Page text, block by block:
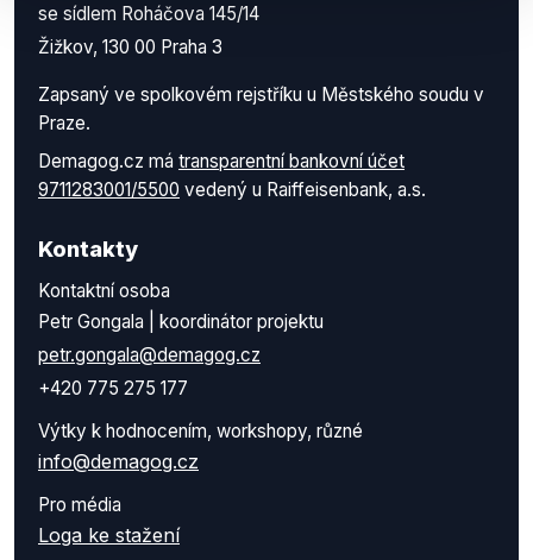
se sídlem Roháčova 145/14
Žižkov, 130 00 Praha 3
Zapsaný ve spolkovém rejstříku u Městského soudu v
Praze.
Demagog.cz má transparentní bankovní účet
9711283001/5500 vedený u Raiffeisenbank, a.s.
Kontakty
Kontaktní osoba
Petr Gongala | koordinátor projektu
petr.gongala@demagog.cz
+420 775 275 177
Výtky k hodnocením, workshopy, různé
info@demagog.cz
Pro média
Loga ke stažení